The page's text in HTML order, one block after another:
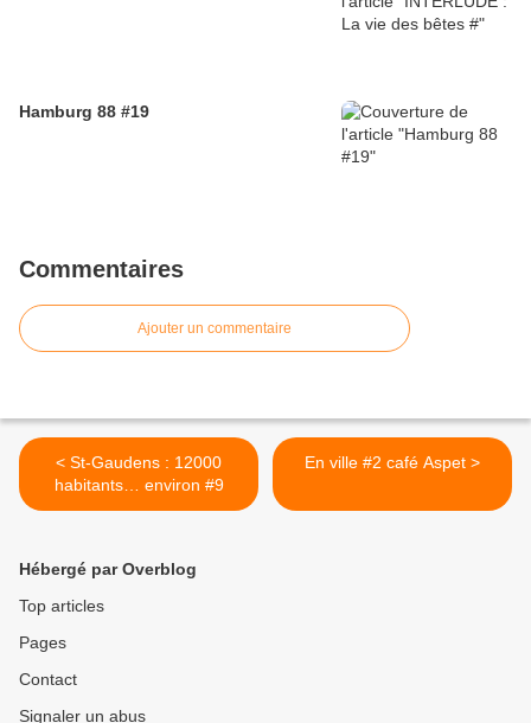
Hamburg 88 #19
Commentaires
Ajouter un commentaire
< St-Gaudens : 12000
habitants… environ #9
En ville #2 café Aspet >
Hébergé par Overblog
Top articles
Pages
Contact
Signaler un abus